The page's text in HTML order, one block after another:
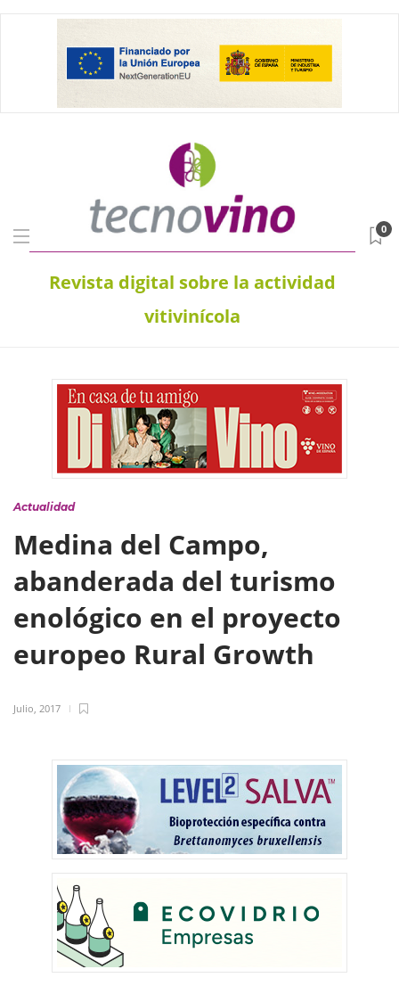
Revista digital sobre la actividad
vitivinícola
0
Actualidad
Medina del Campo,
abanderada del turismo
enológico en el proyecto
europeo Rural Growth
Julio, 2017